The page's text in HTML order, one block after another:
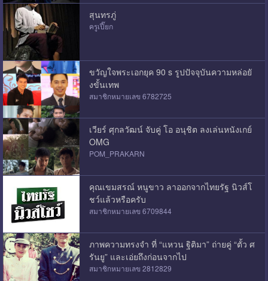
สุนทรภู่
ครูเปี๊ยก
ขวัญใจพระเอกยุค 90 s รูปปัจจุบันความหล่อยั
งขั้นเทพ
สมาชิกหมายเลข 6782725
เวียร์ ศุกลวัฒน์ จับคู่ โอ อนุชิต ลงเล่นหนังเกย์
OMG
POM_PRAKARN
คุณเขมสรณ์ หนูขาว ลาออกจากไทยรัฐ นิวส์โ
ชว์แล้วหรือครับ
สมาชิกหมายเลข 6709844
ภาพความทรงจำ ที่ “แหวน ฐิติมา” ถ่ายคู่ “ตั้ว ศ
รันยู” และเอ่ยถึงก่อนจากไป
สมาชิกหมายเลข 2812829